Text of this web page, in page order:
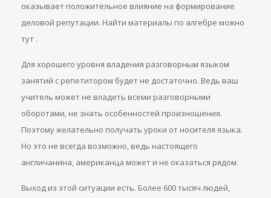
оказывает положительное влияние на формирование
деловой репутации. Найти материалы по алгебре можно
тут .
Для хорошего уровня владения разговорным языком
занятий с репетитором будет не достаточно. Ведь ваш
учитель может не владеть всеми разговорными
оборотами, не знать особенностей произношения.
Поэтому желательно получать уроки от носителя языка.
Но это не всегда возможно, ведь настоящего
англичанина, американца может и не оказаться рядом.
Выход из этой ситуации есть. Более 600 тысяч людей,